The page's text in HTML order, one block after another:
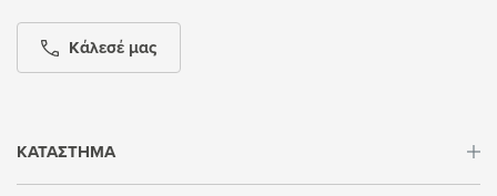
Κάλεσέ μας
ΚΑΤΑΣΤΗΜΑ